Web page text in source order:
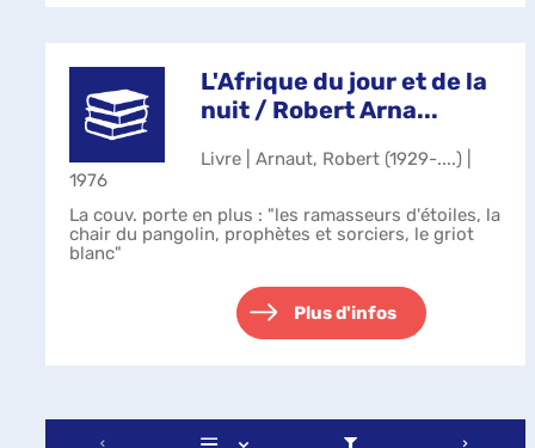
L'Afrique du jour et de la
nuit / Robert Arna...
Livre | Arnaut, Robert (1929-....) |
1976
La couv. porte en plus : "les ramasseurs d'étoiles, la
chair du pangolin, prophètes et sorciers, le griot
blanc"
Plus d'infos